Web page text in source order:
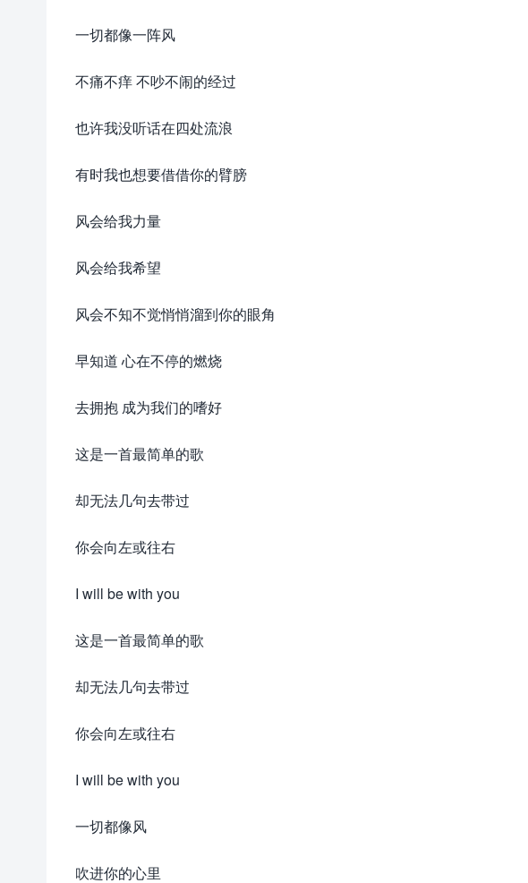
一切都像一阵风
不痛不痒 不吵不闹的经过
也许我没听话在四处流浪
有时我也想要借借你的臂膀
风会给我力量
风会给我希望
风会不知不觉悄悄溜到你的眼角
早知道 心在不停的燃烧
去拥抱 成为我们的嗜好
这是一首最简单的歌
却无法几句去带过
你会向左或往右
I will be with you
这是一首最简单的歌
却无法几句去带过
你会向左或往右
I will be with you
一切都像风
吹进你的心里